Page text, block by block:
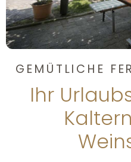
GEMÜTLICHE
Ihr